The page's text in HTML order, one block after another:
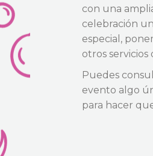
con una
celebración
especial,
otros
Puedes
evento algo
para hacer